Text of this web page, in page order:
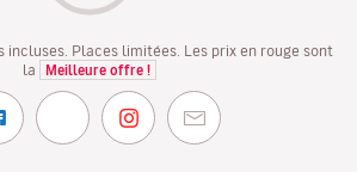
incluses. Places limitées. Les prix en rouge sont
la
Meilleure offre !